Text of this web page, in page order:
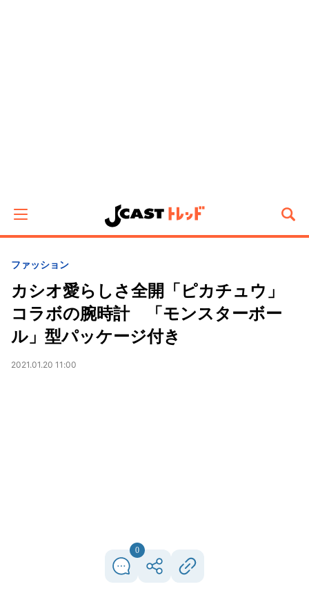
ファッション
カシオ愛らしさ全開「ピカチュウ」
コラボの腕時計 「モンスターボー
ル」型パッケージ付き
2021.01.20 11:00
0